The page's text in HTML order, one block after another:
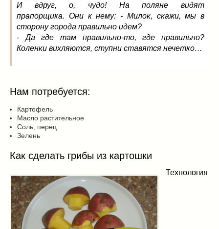
Праздничные блюда
(21)
8 марта(1)
День всех влюбленных(3)
мужские даты
И вдруг, о, чудо! На поляне видят
прапорщика. Они к нему: - Милок, скажи, мы в
сторону города правильно идем?
- Да где там правильно-то, где правильно?
Коленки вихляются, ступни ставятся нечетко…
Нам потребуется:
Картофель
Масло растительное
Соль, перец
Зелень
Как сделать грибы из картошки
Технология